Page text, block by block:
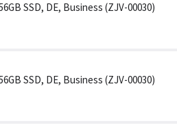
SSD, DE, Business (ZJV-00030)
SSD, DE, Business (ZJV-00030)